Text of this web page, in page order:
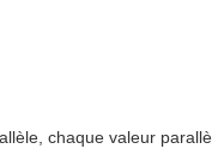
chaque valeur